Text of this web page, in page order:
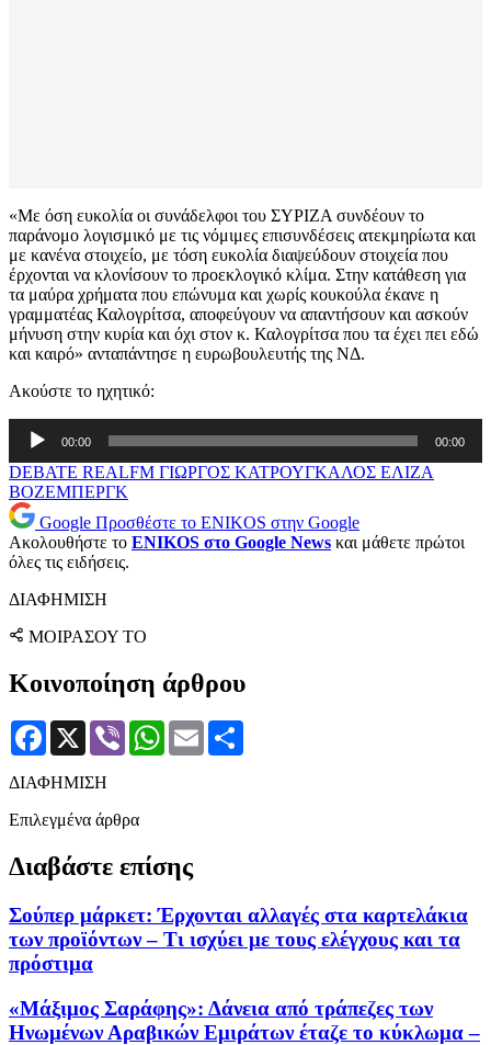
«Με όση ευκολία οι συνάδελφοι του ΣΥΡΙΖΑ συνδέουν το
παράνομο λογισμικό με τις νόμιμες επισυνδέσεις ατεκμηρίωτα και
με κανένα στοιχείο, με τόση ευκολία διαψεύδουν στοιχεία που
έρχονται να κλονίσουν το προεκλογικό κλίμα. Στην κατάθεση για
τα μαύρα χρήματα που επώνυμα και χωρίς κουκούλα έκανε η
γραμματέας Καλογρίτσα, αποφεύγουν να απαντήσουν και ασκούν
μήνυση στην κυρία και όχι στον κ. Καλογρίτσα που τα έχει πει εδώ
και καιρό» ανταπάντησε η ευρωβουλευτής της ΝΔ.
Ακούστε το ηχητικό:
Πρόγραμμα
Αναπαραγωγής
Ήχου
00:00 00:00
DEBATE REALFM ΓΙΩΡΓΟΣ ΚΑΤΡΟΥΓΚΑΛΟΣ ΕΛΙΖΑ
ΒΟΖΕΜΠΕΡΓΚ
Google Προσθέστε το ENIKOS στην Google
Ακολουθήστε το ENIKOS στο Google News και μάθετε πρώτοι
όλες τις ειδήσεις.
ΔΙΑΦΗΜΙΣΗ
ΜΟΙΡΑΣΟΥ ΤΟ
Κοινοποίηση άρθρου
Facebook
X Viber WhatsApp
Email
ΔΙΑΦΗΜΙΣΗ
Επιλεγμένα άρθρα
Διαβάστε επίσης
Σούπερ μάρκετ: Έρχονται αλλαγές στα καρτελάκια
των προϊόντων – Τι ισχύει με τους ελέγχους και τα
πρόστιμα
«Μάξιμος Σαράφης»: Δάνεια από τράπεζες των
Ηνωμένων Αραβικών Εμιράτων έταζε το κύκλωμα –